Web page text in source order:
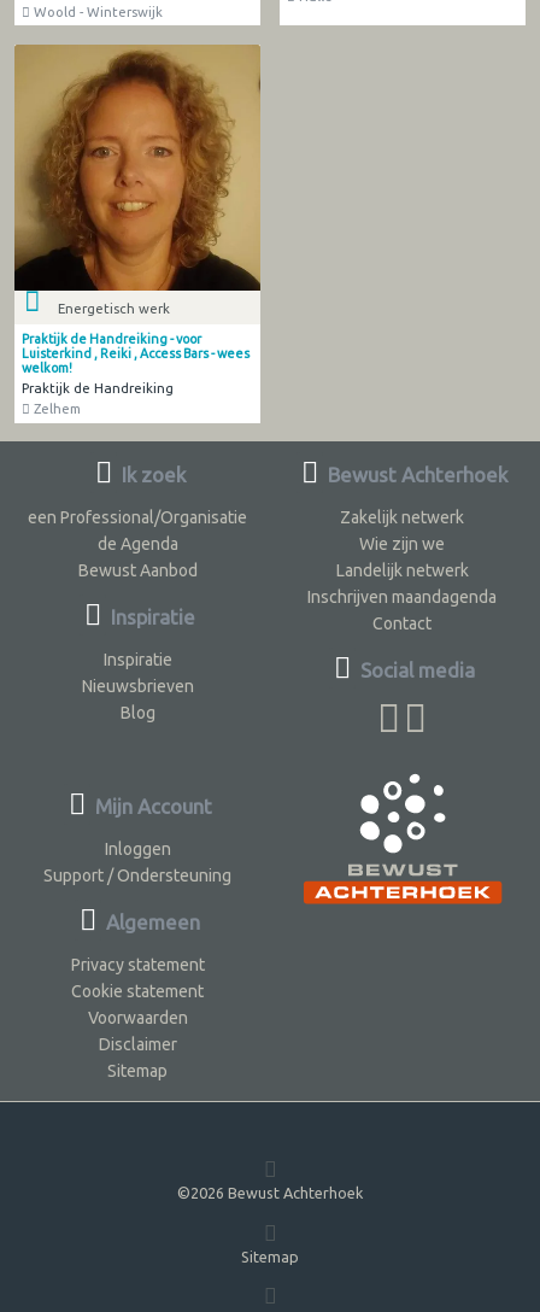
Woold - Winterswijk
Energetisch werk
Praktijk de Handreiking - voor
Luisterkind , Reiki , Access Bars - wees
welkom!
Praktijk de Handreiking
Zelhem
Ik zoek
een Professional/Organisatie
de Agenda
Bewust Aanbod
Inspiratie
Inspiratie
Nieuwsbrieven
Blog
Bewust Achterhoek
Zakelijk netwerk
Wie zijn we
Landelijk netwerk
Inschrijven maandagenda
Contact
Social media
Mijn Account
Inloggen
Support / Ondersteuning
Algemeen
Privacy statement
Cookie statement
Voorwaarden
Disclaimer
Sitemap
©2026 Bewust Achterhoek
Sitemap